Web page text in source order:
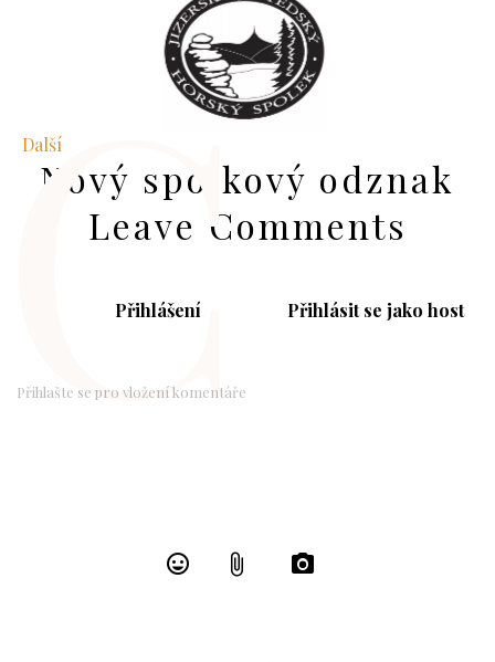
Další
Nový spolkový odznak
Leave Comments
C
Přihlášení Přihlásit se jako host